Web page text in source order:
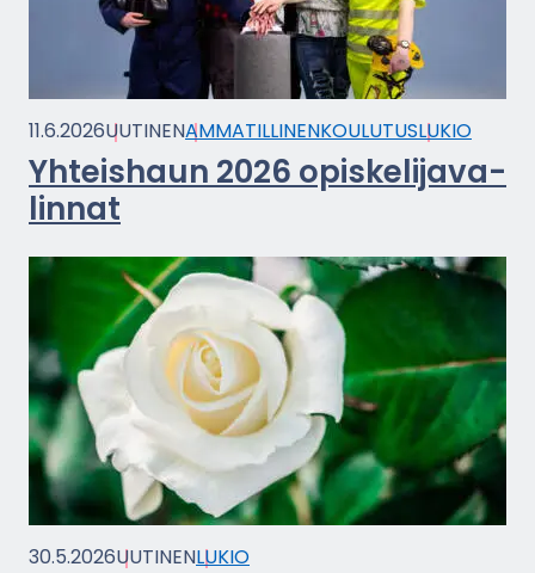
11.6.2026UU­TI­NENAM­MA­TIL­LI­NEN­KOU­LU­TUSLUKIO
Yh­teis­haun 2026 opis­ke­li­ja­va­
lin­nat
30.5.2026UU­TI­NENLUKIO